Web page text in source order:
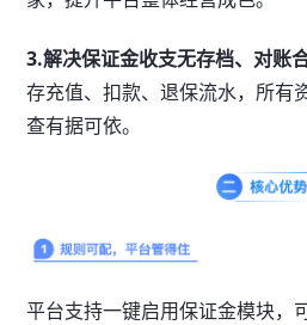
3.解决保证金收支无存档、对账
存充值、扣款、退保流水，所有
查有据可依。
平台支持一键启用保证金模块，